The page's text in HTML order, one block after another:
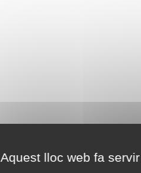
Aquest lloc web fa